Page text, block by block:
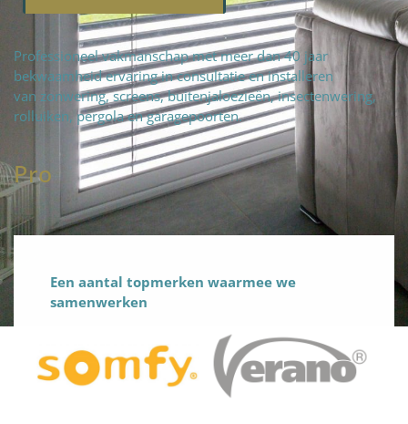
Professioneel vakmanschap met meer dan 40 jaar
bekwaamheid ervaring in consultatie en installeren
van zonwering, screens, buitenjaloezieën, insectenwering,
rolluiken, pergola en garagepoorten.
Pro fteam|
Een aantal topmerken waarmee we
samenwerken